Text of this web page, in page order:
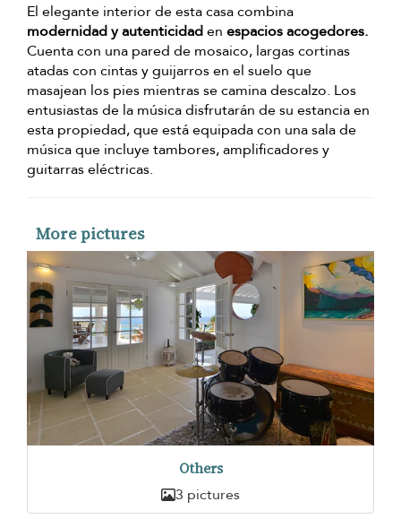
El elegante interior de esta casa combina
modernidad y autenticidaden espacios acogedores.
Cuenta con una pared de mosaico, largas cortinas
atadas con cintas y guijarros en el suelo que
masajean los pies mientras se camina descalzo. Los
entusiastas de la música disfrutarán de su estancia en
esta propiedad, que está equipada con una sala de
música que incluye tambores, amplificadores y
guitarras eléctricas.
More pictures
Others
3 pictures